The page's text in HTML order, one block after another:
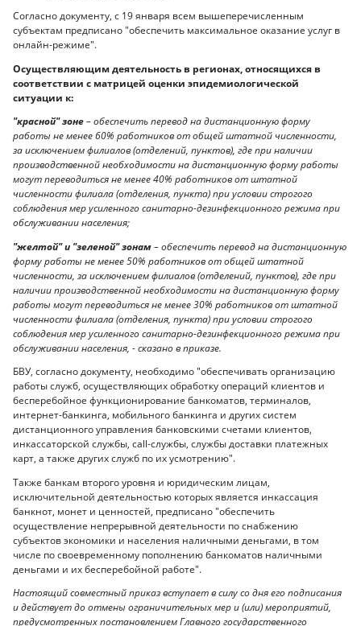
Согласно документу, с 19 января всем вышеперечисленным
субъектам предписано "обеспечить максимальное оказание услуг в
онлайн-режиме".
Осуществляющим деятельность в регионах, относящихся в
соответствии с матрицей оценки эпидемиологической
ситуации к:
"красной" зоне– обеспечить перевод на дистанционную форму
работы не менее 60% работников от общей штатной численности,
за исключением филиалов (отделений, пунктов), где при наличии
производственной необходимости на дистанционную форму работы
могут переводиться не менее 40% работников от штатной
численности филиала (отделения, пункта) при условии строгого
соблюдения мер усиленного санитарно-дезинфекционного режима при
обслуживании населения;
"желтой" и "зеленой" зонам– обеспечить перевод на дистанционную
форму работы не менее 50% работников от общей штатной
численности, за исключением филиалов (отделений, пунктов), где при
наличии производственной необходимости на дистанционную форму
работы могут переводиться не менее 30% работников от штатной
численности филиала (отделения, пункта) при условии строгого
соблюдения мер усиленного санитарно-дезинфекционного режима при
обслуживании населения, - сказано в приказе.
БВУ, согласно документу, необходимо "обеспечивать организацию
работы служб, осуществляющих обработку операций клиентов и
бесперебойное функционирование банкоматов, терминалов,
интернет-банкинга, мобильного банкинга и других систем
дистанционного управления банковскими счетами клиентов,
инкассаторской службы, call-службы, службы доставки платежных
карт, а также других служб по их усмотрению".
Также банкам второго уровня и юридическим лицам,
исключительной деятельностью которых является инкассация
банкнот, монет и ценностей, предписано "обеспечить
осуществление непрерывной деятельности по снабжению
субъектов экономики и населения наличными деньгами, в том
числе по своевременному пополнению банкоматов наличными
деньгами и их бесперебойной работе".
Настоящий совместный приказ вступает в силу со дня его подписания
и действует до отмены ограничительных мер и (или) мероприятий,
предусмотренных постановлением Главного государственного